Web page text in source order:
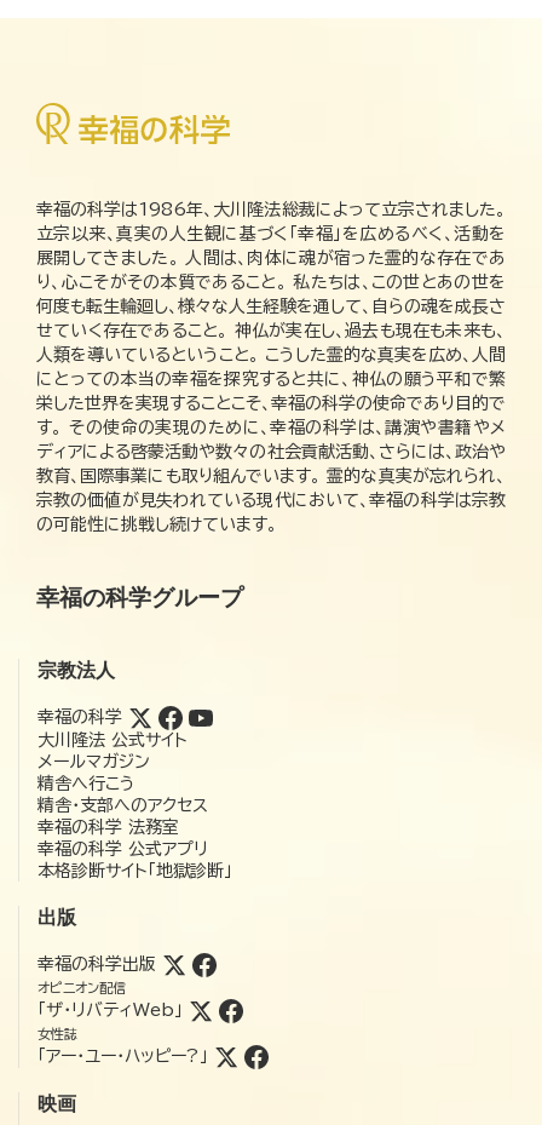
幸福の科学は1986年、大川隆法総裁によって立宗されました。
立宗以来、真実の人生観に基づく「幸福」を広めるべく、活動を
展開してきました。 人間は、肉体に魂が宿った霊的な存在であ
り、心こそがその本質であること。 私たちは、この世とあの世を
何度も転生輪廻し、様々な人生経験を通して、自らの魂を成長さ
せていく存在であること。 神仏が実在し、過去も現在も未来も、
人類を導いているということ。 こうした霊的な真実を広め、人間
にとっての本当の幸福を探究すると共に、神仏の願う平和で繁
栄した世界を実現することこそ、幸福の科学の使命であり目的で
す。 その使命の実現のために、幸福の科学は、講演や書籍やメ
ディアによる啓蒙活動や数々の社会貢献活動、さらには、政治や
教育、国際事業にも取り組んでいます。 霊的な真実が忘れられ、
宗教の価値が見失われている現代において、幸福の科学は宗教
の可能性に挑戦し続けています。
幸福の科学グループ
宗教法人
幸福の科学
大川隆法 公式サイト
メールマガジン
精舎へ行こう
精舎・支部へのアクセス
幸福の科学 法務室
幸福の科学 公式アプリ
本格診断サイト「地獄診断」
出版
幸福の科学出版
オピニオン配信
「ザ・リバティWeb」
女性誌
「アー・ユー・ハッピー?」
映画